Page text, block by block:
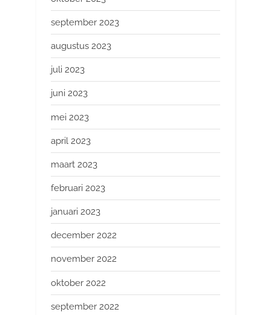
september 2023
augustus 2023
juli 2023
juni 2023
mei 2023
april 2023
maart 2023
februari 2023
januari 2023
december 2022
november 2022
oktober 2022
september 2022